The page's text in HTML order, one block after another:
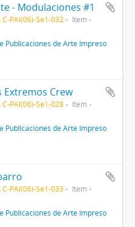
- Modulaciones #1
PAI(06)-Se1-032
Item
Publicaciones de Arte Impreso
Extremos Crew
PAI(06)-Se1-028
Item
Publicaciones de Arte Impreso
PAI(06)-Se1-033
Item
Publicaciones de Arte Impreso